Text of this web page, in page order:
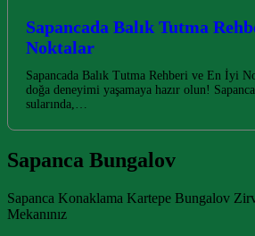
Sapancada Balık Tutma
Noktalar
Sapancada Balık Tutma Rehberi ve En İyi
doğa deneyimi yaşamaya hazır olun!
sularında,…
Sapanca Bungalov
Sapanca Konaklama Kartepe Bungalov
Mekanınız